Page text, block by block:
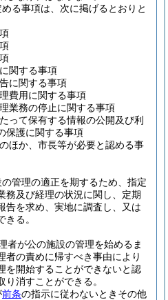
る事項は、次に掲げるとおりと
関する事項
に関する事項
費用に関する事項
業務の停止に関する事項
って保有する情報の公開及び利
保護に関する事項
ほか、市長等が必要と認める事
管理の適正を期するため、指定
務及び経理の状況に関し、定期
告を求め、実地に調査し、又は
る。
者が公の施設の管理を始めるま
者の責めに帰すべき事由により
を開始することができないと認
消すことができる。
前条の指示に従わないときその他